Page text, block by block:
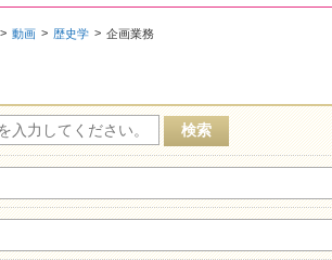
動画 歴史学 企画業務